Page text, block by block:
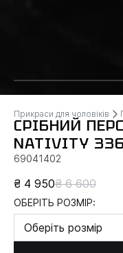
Прикраси для чоловіків
СРІБНИЙ
NATIVITY
69041402
₴ 4 950₴ 6 600
ОБЕРІТЬ РОЗМІР:
Оберіть розмір